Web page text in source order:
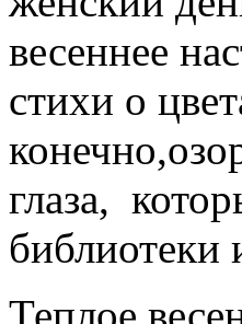
весеннее
стихи о
глаза,
библиотеки